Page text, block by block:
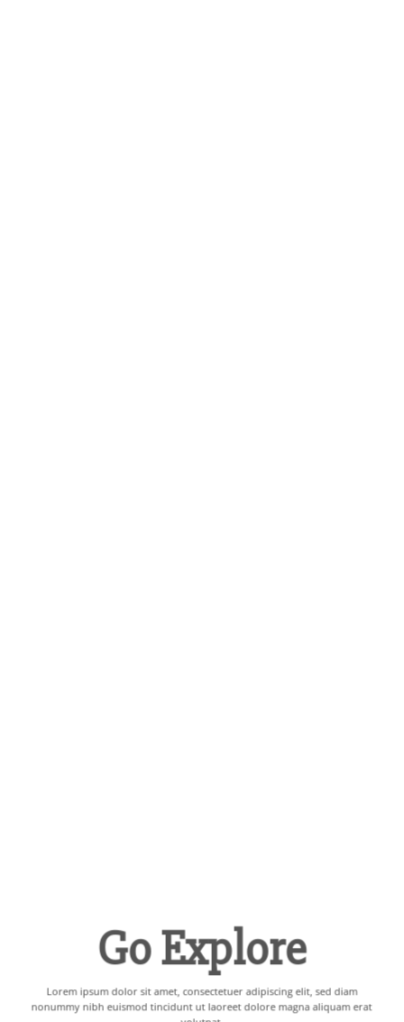
Go Explore
Lorem ipsum dolor sit amet, consectetuer adipiscing elit, sed diam
nonummy nibh euismod tincidunt ut laoreet dolore magna aliquam erat